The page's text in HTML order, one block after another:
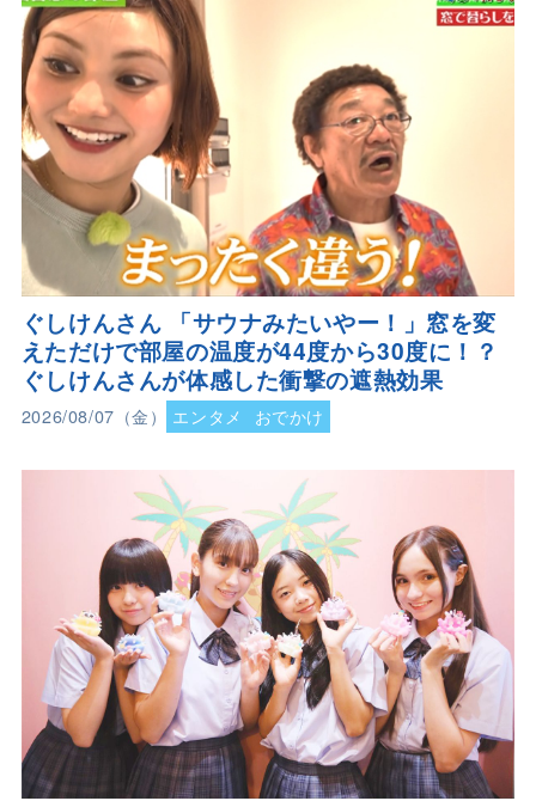
ぐしけんさん 「サウナみたいやー！」窓を変
えただけで部屋の温度が44度から30度に！？
ぐしけんさんが体感した衝撃の遮熱効果
2026/08/07（金） エンタメ おでかけ